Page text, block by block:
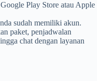
Play Store atau Apple
sudah memiliki akun.
paket, penjadwalan
chat dengan layanan